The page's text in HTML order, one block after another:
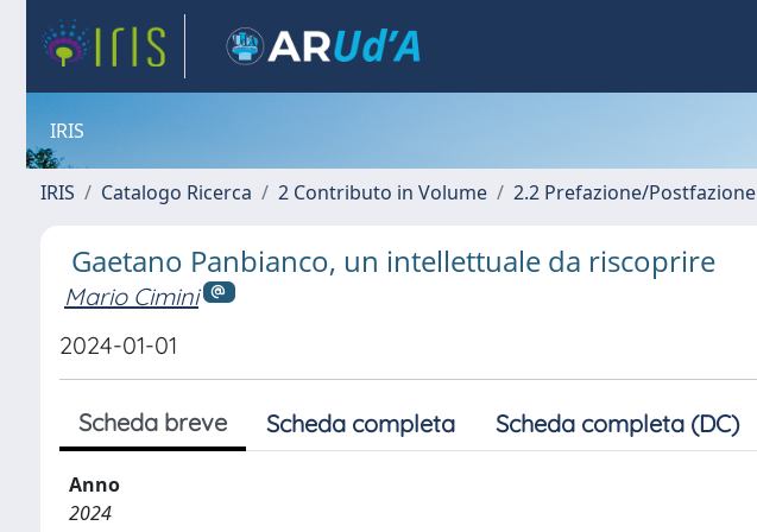
IRIS
IRIS Catalogo Ricerca 2 Contributo in Volume 2.2 Prefazione/Postfazione
Gaetano Panbianco, un intellettuale da riscoprire
Mario Cimini
2024-01-01
Scheda breve Scheda completa Scheda completa (DC)
Anno
2024